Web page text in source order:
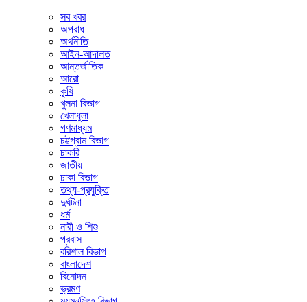
সব খবর
অপরাধ
অর্থনীতি
আইন-আদালত
আন্তর্জাতিক
আরো
কৃষি
খুলনা বিভাগ
খেলাধুলা
গণমাধ্যম
চট্টগ্রাম বিভাগ
চাকরি
জাতীয়
ঢাকা বিভাগ
তথ্য-প্রযুক্তি
দুর্ঘটনা
ধর্ম
নারী ও শিশু
প্রবাস
বরিশাল বিভাগ
বাংলাদেশ
বিনোদন
ভ্রমণ